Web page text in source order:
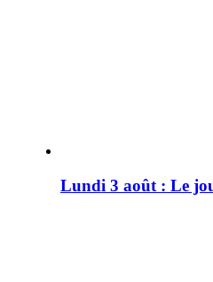
Lundi 3 août : Le